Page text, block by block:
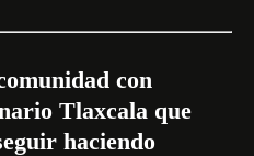
con
Tlaxcala que
haciendo